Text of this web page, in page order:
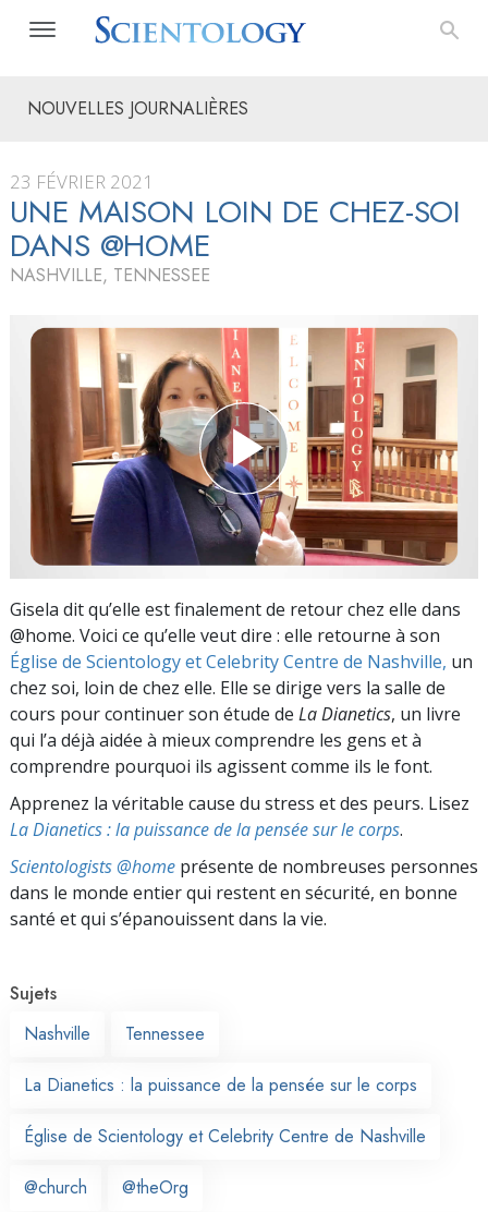
NOUVELLES JOURNALIÈRES
23 FÉVRIER 2021
UNE MAISON LOIN DE CHEZ-SOI
DANS @HOME
NASHVILLE, TENNESSEE
Gisela dit qu’elle est finalement de retour chez elle dans
@home. Voici ce qu’elle veut dire : elle retourne à son
Église de Scientology et Celebrity Centre de Nashville, un
chez soi, loin de chez elle. Elle se dirige vers la salle de
cours pour continuer son étude de La Dianetics, un livre
qui l’a déjà aidée à mieux comprendre les gens et à
comprendre pourquoi ils agissent comme ils le font.
Apprenez la véritable cause du stress et des peurs. Lisez
La Dianetics : la puissance de la pensée sur le corps.
Scientologists @home présente de nombreuses personnes
dans le monde entier qui restent en sécurité, en bonne
santé et qui s’épanouissent dans la vie.
Sujets
Nashville
Tennessee
La Dianetics : la puissance de la pensée sur le corps
Église de Scientology et Celebrity Centre de Nashville
@church @theOrg